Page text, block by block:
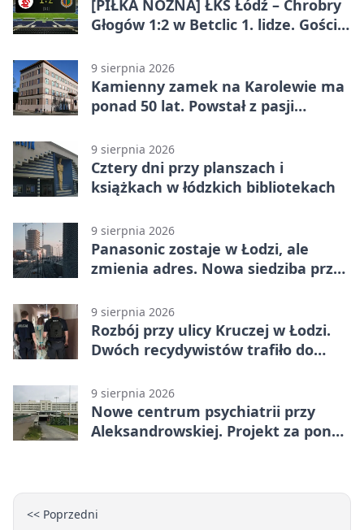
[PIŁKA NOŻNA] ŁKS Łódź – Chrobry
Głogów 1:2 w Betclic 1. lidze. Goście
9 sierpnia 2026
Kamienny zamek na Karolewie ma
ponad 50 lat. Powstał z pasji
9 sierpnia 2026
Cztery dni przy planszach i
książkach w łódzkich bibliotekach
9 sierpnia 2026
Panasonic zostaje w Łodzi, ale
zmienia adres. Nowa siedziba przy
9 sierpnia 2026
Rozbój przy ulicy Kruczej w Łodzi.
Dwóch recydywistów trafiło do
9 sierpnia 2026
Nowe centrum psychiatrii przy
Aleksandrowskiej. Projekt za ponad
<< Poprzedni